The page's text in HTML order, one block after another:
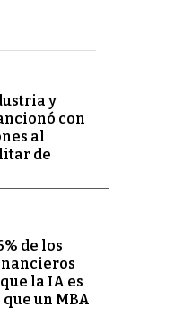
y
con
al
de
de los
la IA es
un MBA